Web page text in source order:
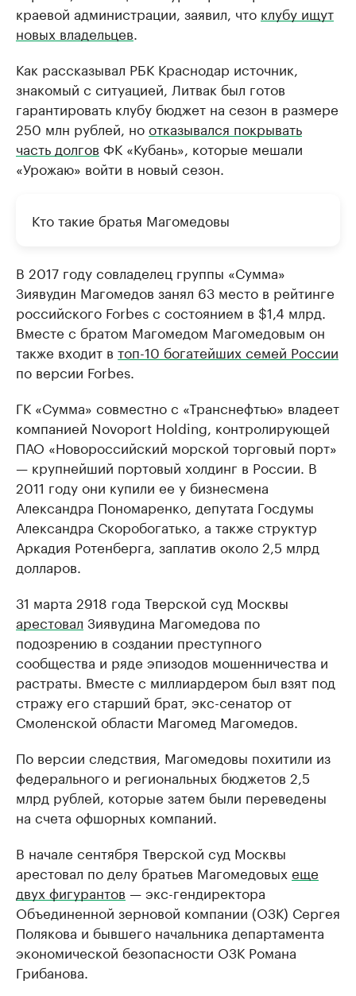
краевой администрации, заявил, что клубу ищут
новых владельцев.
Как рассказывал РБК Краснодар источник,
знакомый с ситуацией, Литвак был готов
гарантировать клубу бюджет на сезон в размере
250 млн рублей, ноотказывался покрывать
часть долгов ФК «Кубань», которые мешали
«Урожаю» войти в новый сезон.
Кто такие братья Магомедовы
В 2017 году совладелец группы «Сумма»
Зиявудин Магомедов занял 63 место в рейтинге
российского Forbes с состоянием в $1,4 млрд.
Вместе с братом Магомедом Магомедовым он
также входит в топ-10 богатейших семей России
по версии Forbes.
ГК «Сумма» совместно с «Транснефтью» владеет
компанией Novoport Holding, контролирующей
ПАО «Новороссийский морской торговый порт»
— крупнейший портовый холдинг в России. В
2011 году они купили ее у бизнесмена
Александра Пономаренко, депутата Госдумы
Александра Скоробогатько, а также структур
Аркадия Ротенберга, заплатив около 2,5 млрд
долларов.
31 марта 2918 года Тверской суд Москвы
арестовал Зиявудина Магомедова по
подозрению в создании преступного
сообщества и ряде эпизодов мошенничества и
растраты. Вместе с миллиардером был взят под
стражу его старший брат, экс-сенатор от
Смоленской области Магомед Магомедов.
По версии следствия, Магомедовы похитили из
федерального и региональных бюджетов 2,5
млрд рублей, которые затем были переведены
на счета офшорных компаний.
В начале сентября Тверской суд Москвы
арестовал по делу братьев Магомедовых еще
двух фигурантов — экс-гендиректора
Объединенной зерновой компании (ОЗК) Сергея
Полякова и бывшего начальника департамента
экономической безопасности ОЗК Романа
Грибанова.